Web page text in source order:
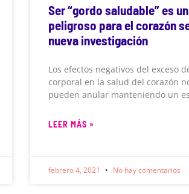
Ser “gordo saludable” es
peligroso para el corazón
nueva investigación
Los efectos negativos del exceso
corporal en la salud del corazón
pueden anular manteniendo un
LEER MÁS »
febrero 4, 2021 No hay comentarios